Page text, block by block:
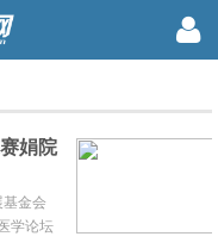
娟院
金会
学论坛